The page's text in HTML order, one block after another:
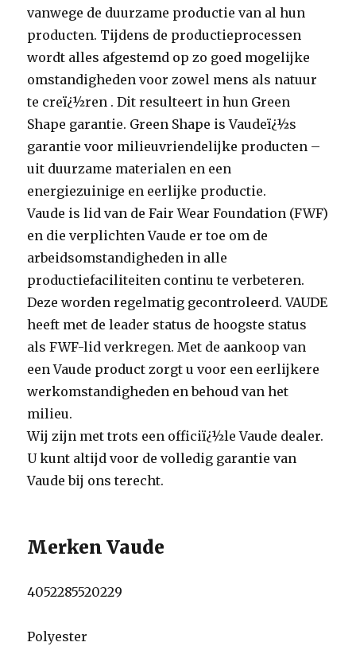
vanwege de duurzame productie van al hun
producten. Tijdens de productieprocessen
wordt alles afgestemd op zo goed mogelijke
omstandigheden voor zowel mens als natuur
te creï¿½ren . Dit resulteert in hun Green
Shape garantie. Green Shape is Vaudeï¿½s
garantie voor milieuvriendelijke producten –
uit duurzame materialen en een
energiezuinige en eerlijke productie.
Vaude is lid van de Fair Wear Foundation (FWF)
en die verplichten Vaude er toe om de
arbeidsomstandigheden in alle
productiefaciliteiten continu te verbeteren.
Deze worden regelmatig gecontroleerd. VAUDE
heeft met de leader status de hoogste status
als FWF-lid verkregen. Met de aankoop van
een Vaude product zorgt u voor een eerlijkere
werkomstandigheden en behoud van het
milieu.
Wij zijn met trots een officiï¿½le Vaude dealer.
U kunt altijd voor de volledig garantie van
Vaude bij ons terecht.
Merken Vaude
4052285520229
Polyester